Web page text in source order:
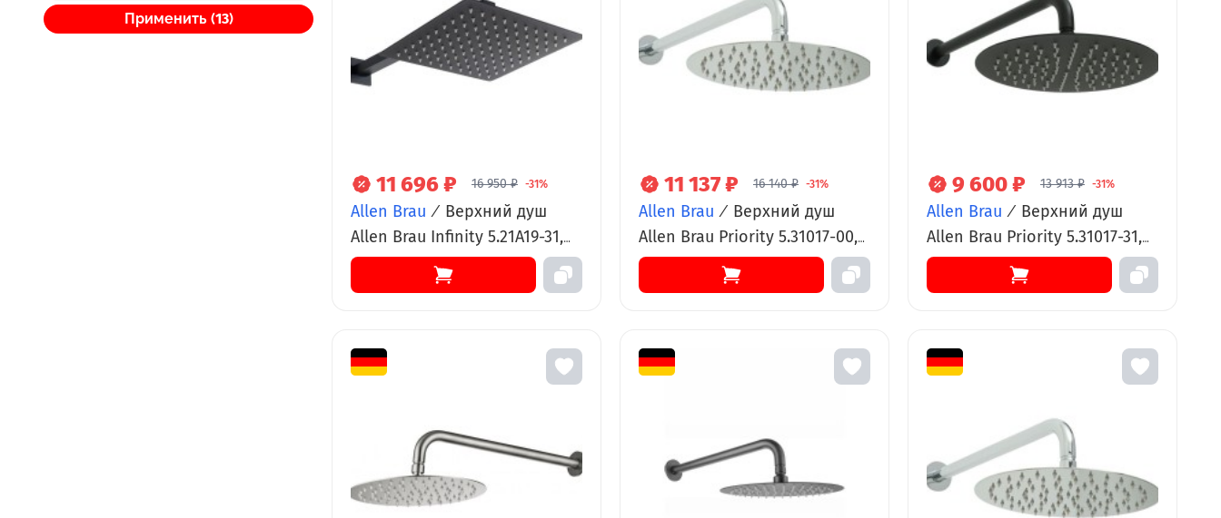
Применить (13)
11 696 ₽ 16 950 ₽ -31%
Allen Brau / Верхний душ
Allen Brau Infinity 5.21A19-31,
Slim квадратный, 30 х 30 см,
черный матовый
11 137 ₽ 16 140 ₽ -31%
Allen Brau / Верхний душ
Allen Brau Priority 5.31017-00,
Slim круглый, 25 х 25 см,
нержавеющая сталь, хром
9 600 ₽ 13 913 ₽ -31%
Allen Brau / Верхний душ
Allen Brau Priority 5.31017-31,
Slim круглый, 25 х 25 см,
нержавеющая сталь, черный